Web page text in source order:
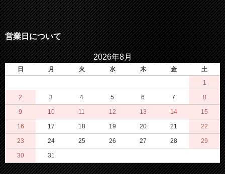
営業日について
2026年8月
日 月 火 水 木 金
土
1
2 3 4 5 6 7 8
9 10 11 12 13 14 15
16 17 18 19 20 21 22
23 24 25 26 27 28 29
30 31